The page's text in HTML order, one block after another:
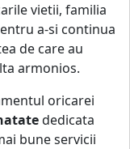
vietii, familia
a-si continua
de care au
armonios.
oricarei
dedicata
bune servicii